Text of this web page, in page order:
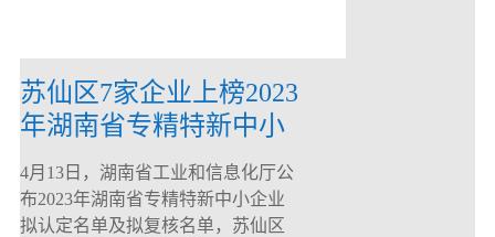
苏仙区7家企业上榜2023
年湖南省专精特新中小
企业
4月13日，湖南省工业和信息化厅公
布2023年湖南省专精特新中小企业
拟认定名单及拟复核名单，苏仙区